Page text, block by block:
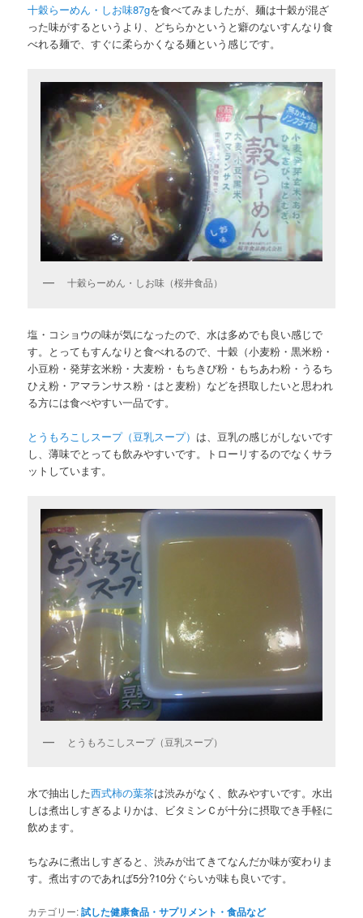
十穀らーめん・しお味87gを食べてみましたが、麺は十穀が混ざ
った味がするというより、どちらかというと癖のないすんなり食
べれる麺で、すぐに柔らかくなる麺という感じです。
十穀らーめん・しお味（桜井食品）
塩・コショウの味が気になったので、水は多めでも良い感じで
す。とってもすんなりと食べれるので、十穀（小麦粉・黒米粉・
小豆粉・発芽玄米粉・大麦粉・もちきび粉・もちあわ粉・うるち
ひえ粉・アマランサス粉・はと麦粉）などを摂取したいと思われ
る方には食べやすい一品です。
とうもろこしスープ（豆乳スープ） は、豆乳の感じがしないです
し、薄味でとっても飲みやすいです。トローリするのでなくサラ
ットしています。
とうもろこしスープ（豆乳スープ）
水で抽出した西式柿の葉茶は渋みがなく、飲みやすいです。水出
しは煮出しすぎるよりかは、ビタミンＣが十分に摂取でき手軽に
飲めます。
ちなみに煮出しすぎると、渋みが出てきてなんだか味が変わりま
す。煮出すのであれば5分?10分ぐらいが味も良いです。
カテゴリー:試した健康食品・サプリメント・食品など